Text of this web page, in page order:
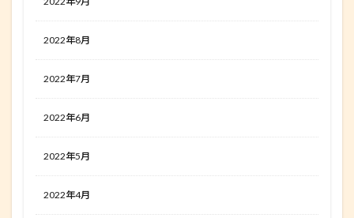
2022年8月
2022年7月
2022年6月
2022年5月
2022年4月